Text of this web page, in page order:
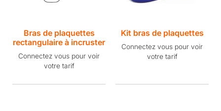
Bras de plaquettes
rectangulaire à incruster
Connectez vous pour voir
votre tarif
Kit bras de plaquettes
Connectez vous pour voir
votre tarif